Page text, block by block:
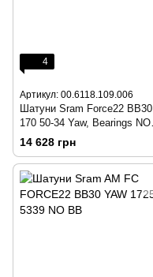
4
Артикул: 00.6118.109.006
Шатуни Sram Force22 BB30
170 50-34 Yaw, Bearings NOT
Included
14 628 грн